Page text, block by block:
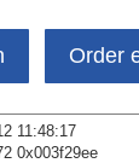
Order
11:48:17
0x003f29ee